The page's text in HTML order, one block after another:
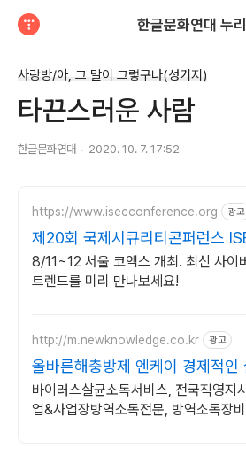
한글문화연대 누
사랑방/아, 그 말이 그렇구나(성기지)
타끈스러운 사람
한글문화연대 2020. 10. 7. 17:52
https://www.isecconference.org 광고
제20회 국제시큐리티콘퍼런스
2026
8/11~12 서울 코엑스 개최. 최신 사이
트렌드를 미리 만나보세요!
http://m.newknowledge.co.kr 광고
올바른해충방제 엔케이 경제적인
소독
바이러스살균소독서비스, 전국직영지
업&사업장방역소독전문, 방역소독장